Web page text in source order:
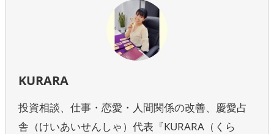
KURARA
投資相談、仕事・恋愛・人間関係の改善、慶愛占
舎（けいあいせんしゃ）代表『KURARA（くら